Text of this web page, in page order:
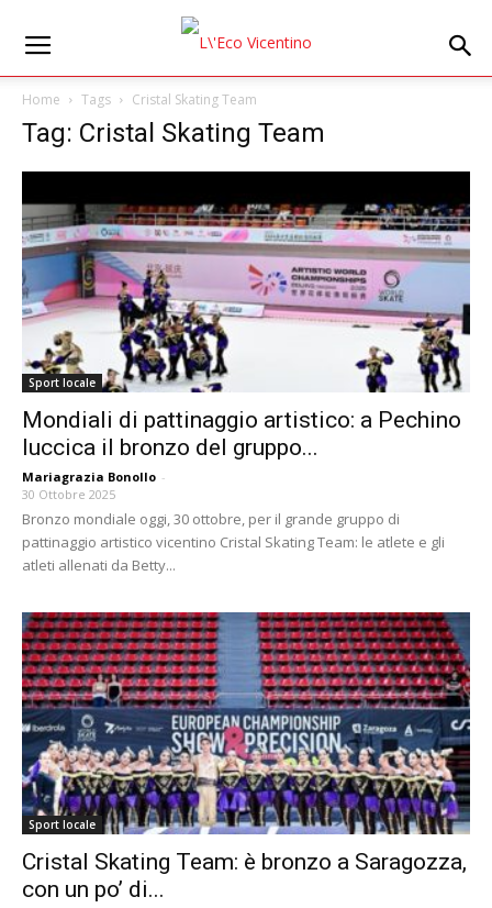
Home Tags Cristal Skating Team
Tag: Cristal Skating Team
Sport locale
Mondiali di pattinaggio artistico: a Pechino
luccica il bronzo del gruppo...
Mariagrazia Bonollo -
30 Ottobre 2025
Bronzo mondiale oggi, 30 ottobre, per il grande gruppo di
pattinaggio artistico vicentino Cristal Skating Team: le atlete e gli
atleti allenati da Betty...
Sport locale
Cristal Skating Team: è bronzo a Saragozza,
con un po’ di...